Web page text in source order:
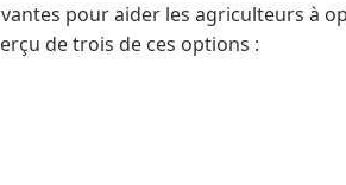
pour aider les agriculteurs à
de trois de ces options :